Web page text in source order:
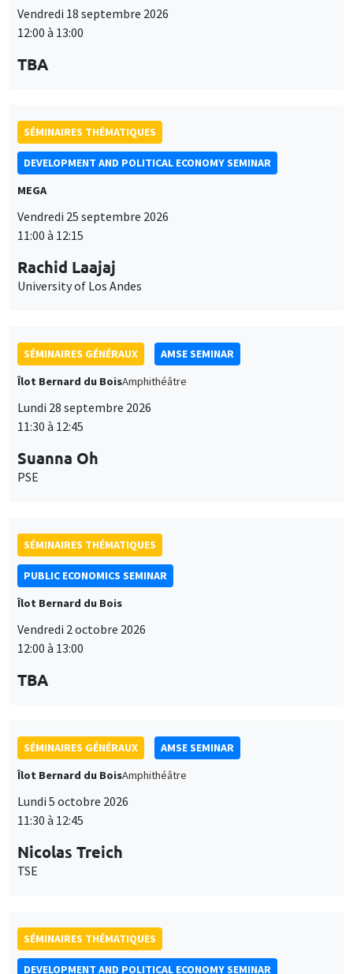
Vendredi 18 septembre 2026
12:00 à 13:00
TBA
SÉMINAIRES THÉMATIQUES
DEVELOPMENT AND POLITICAL ECONOMY SEMINAR
MEGA
Vendredi 25 septembre 2026
11:00 à 12:15
Rachid Laajaj
University of Los Andes
SÉMINAIRES GÉNÉRAUX
AMSE SEMINAR
Îlot Bernard du BoisAmphithéâtre
Lundi 28 septembre 2026
11:30 à 12:45
Suanna Oh
PSE
SÉMINAIRES THÉMATIQUES
PUBLIC ECONOMICS SEMINAR
Îlot Bernard du Bois
Vendredi 2 octobre 2026
12:00 à 13:00
TBA
SÉMINAIRES GÉNÉRAUX
AMSE SEMINAR
Îlot Bernard du BoisAmphithéâtre
Lundi 5 octobre 2026
11:30 à 12:45
Nicolas Treich
TSE
SÉMINAIRES THÉMATIQUES
DEVELOPMENT AND POLITICAL ECONOMY SEMINAR